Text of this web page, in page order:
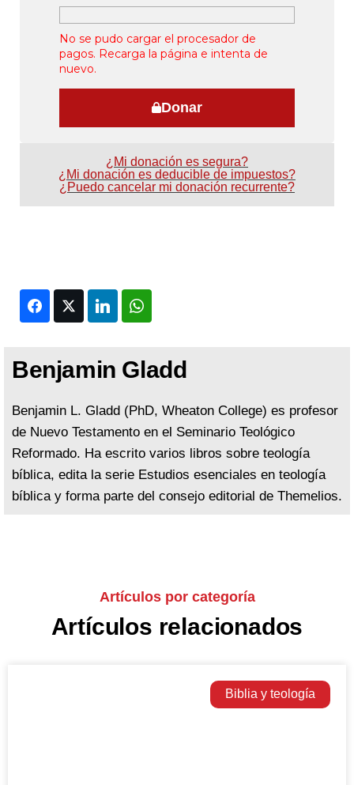
No se pudo cargar el procesador de
pagos. Recarga la página e intenta de
nuevo.
Donar
¿Mi donación es segura?
¿Mi donación es deducible de impuestos?
¿Puedo cancelar mi donación recurrente?
FacebookTwitter LinkedIn
Benjamin Gladd
Benjamin L. Gladd (PhD, Wheaton College) es profesor
de Nuevo Testamento en el Seminario Teológico
Reformado. Ha escrito varios libros sobre teología
bíblica, edita la serie Estudios esenciales en teología
bíblica y forma parte del consejo editorial de Themelios.
Artículos por categoría
Artículos relacionados
Biblia y teología